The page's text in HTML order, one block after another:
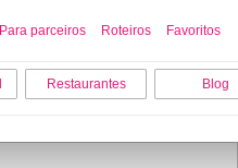
Para parceiros Roteiros Favoritos
Restaurantes Blog